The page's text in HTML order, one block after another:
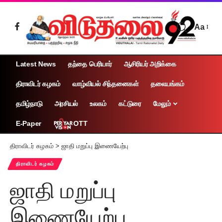
Aa
Latest News தந்தை பெரியார் ஆசிரியர் அறிக்கை
திராவிடர் கழகம் வாழ்வியல் சிந்தனைகள் தலையங்கம்
தமிழ்நாடு அரசியல் உலகம் கட்டுரை மேலும்
E-Paper OTT
திராவிடர் கழகம் > ஜாதி மறுப்பு இணையேற்பு
திராவிடர் கழகம்
ஜாதி மறுப்பு